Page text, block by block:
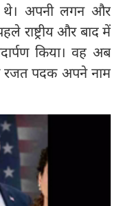
थे। अपनी लगन और
राष्ट्रीय और बाद में
किया। वह अब
पदक अपने नाम